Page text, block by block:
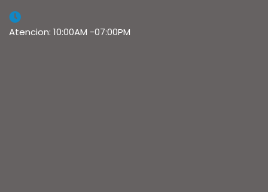
Atencion: 10:00AM -07:00PM